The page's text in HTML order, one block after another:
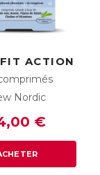
ACTION
Nordic
€